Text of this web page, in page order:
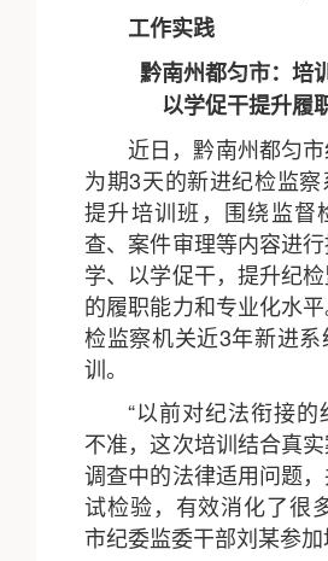
工作实践
黔南州都匀市：培
以学促干提升履
近日，黔南州都匀
为期3天的新进纪检监
提升培训班，围绕监督
查、案件审理等内容进
学、以学促干，提升纪
的履职能力和专业化水
检监察机关近3年新进
训。
“以前对纪法衔接
不准，这次培训结合真
调查中的法律适用问题
试检验，有效消化了很
市纪委监委干部刘某参加